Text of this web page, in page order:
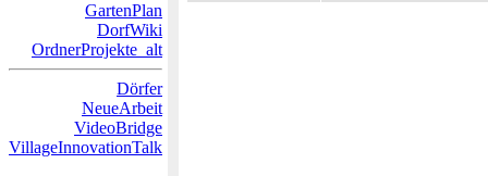
GartenPlan
DorfWiki
OrdnerProjekte_alt
Dörfer
NeueArbeit
VideoBridge
VillageInnovationTalk